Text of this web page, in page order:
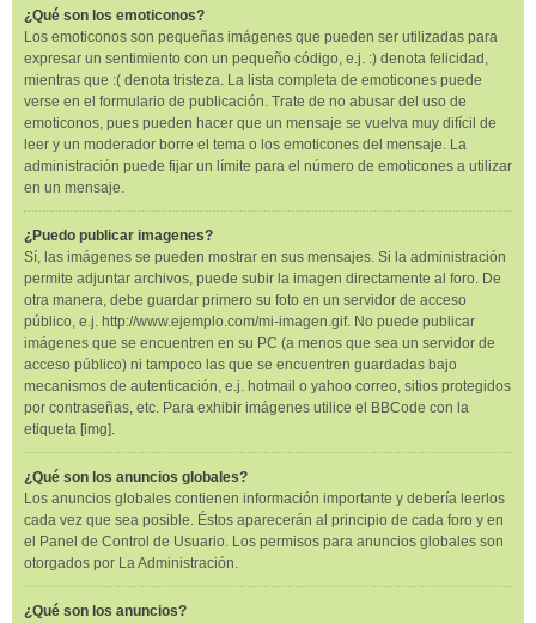
¿Qué son los emoticonos?
Los emoticonos son pequeñas imágenes que pueden ser utilizadas para
expresar un sentimiento con un pequeño código, e.j. :) denota felicidad,
mientras que :( denota tristeza. La lista completa de emoticones puede
verse en el formulario de publicación. Trate de no abusar del uso de
emoticonos, pues pueden hacer que un mensaje se vuelva muy difícil de
leer y un moderador borre el tema o los emoticones del mensaje. La
administración puede fijar un límite para el número de emoticones a utilizar
en un mensaje.
¿Puedo publicar imagenes?
Sí, las imágenes se pueden mostrar en sus mensajes. Si la administración
permite adjuntar archivos, puede subir la imagen directamente al foro. De
otra manera, debe guardar primero su foto en un servidor de acceso
público, e.j. http://www.ejemplo.com/mi-imagen.gif. No puede publicar
imágenes que se encuentren en su PC (a menos que sea un servidor de
acceso público) ni tampoco las que se encuentren guardadas bajo
mecanismos de autenticación, e.j. hotmail o yahoo correo, sitios protegidos
por contraseñas, etc. Para exhibir imágenes utilice el BBCode con la
etiqueta [img].
¿Qué son los anuncios globales?
Los anuncios globales contienen información importante y debería leerlos
cada vez que sea posible. Éstos aparecerán al principio de cada foro y en
el Panel de Control de Usuario. Los permisos para anuncios globales son
otorgados por La Administración.
¿Qué son los anuncios?